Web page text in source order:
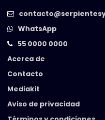
WhatsApp
55 0000 0000
Acerca de
Contacto
Mediakit
Aviso de privacidad